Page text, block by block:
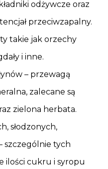
odżywcze oraz
przeciwzapalny.
takie jak orzechy
i inne.
– przewagą
zalecane są
zielona herbata.
słodzonych,
szczególnie tych
ilości cukru i syropu